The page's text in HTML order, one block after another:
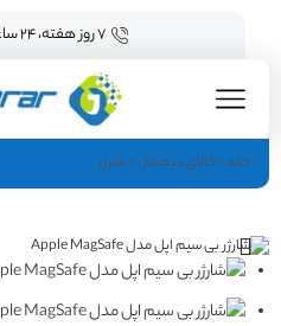
۷ روز هفته، ۲۴ ساعته
خانه کالای دیجیتال شارژر